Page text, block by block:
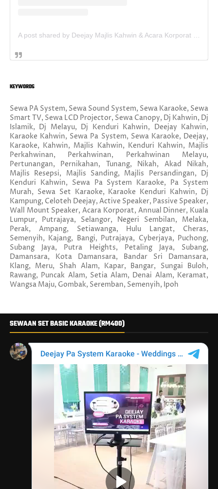
KEYWORDS
Sewa PA System, Sewa Sound System, Sewa Karaoke, Sewa
Smart TV, Sewa LCD Projector, Sewa Canopy, Dj Kahwin, Dj
Islamik, Dj Melayu, Dj Kenduri Kahwin, Deejay Kahwin,
Karaoke Kahwin, Sewa Pa System, Sewa Karaoke, Deejay,
Karaoke, Kahwin, Majlis Kahwin, Kenduri Kahwin, Majlis
Perkahwinan, Perkahwinan, Perkahwinan Melayu,
Pertunangan, Pernikahan, Tunang, Nikah, Akad Nikah,
Majlis Resepsi, Majlis Sanding, Majlis Persandingan, Dj
Kenduri Kahwin, Sewa Pa System Karaoke, Pa System
Murah, Sewa Set Karaoke, Karaoke Kenduri Kahwin, Dj
Kampung, Celoteh Deejay, Active Speaker, Passive Speaker,
Wall Mount Speaker, Acara Korporat, Annual Dinner, Kuala
Lumpur, Putrajaya, Selangor, Negeri Sembilan, Melaka,
Perak, Ampang, Setiawanga, Hulu Langat, Cheras,
Semenyih, Kajang, Bangi, Putrajaya, Cyberjaya, Puchong,
Subang Jaya, Putra Heights, Petaling Jaya, Subang,
Damansara, Kota Damansara, Bandar Sri Damansara,
Klang, Meru, Shah Alam, Kapar, Bangar, Sungai Buloh,
Rawang, Puncak Alam, Setia Alam, Denai Alam, Keramat,
Wangsa Maju, Gombak, Seremban, Semenyih, Ipoh
SEWAAN SET BASIC KARAOKE (RM400)